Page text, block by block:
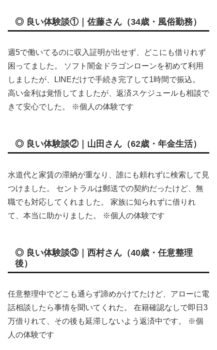
◎ 良い体験談①｜佐藤さん（34歳・風俗勤務）
週5で働いてるのに収入証明が出せず、どこにも借りれず
困ってました。 ソフト闇金ドラゴンローンを初めて利用
しましたが、LINEだけで手続き完了して1時間で振込。
高い金利は覚悟してましたが、返済スケジュールも相談で
きて安心でした。 ※個人の体験です
◎ 良い体験談②｜山田さん（62歳・年金生活）
水道代と家賃の滞納が重なり、誰にも頼れずに検索して見
つけました。 セントラルは郵送での契約だったけど、無
職でも対応してくれました。 家族に知られずに借りれ
て、本当に助かりました。 ※個人の体験です
◎ 良い体験談③｜西村さん（40歳・任意整理
後）
任意整理中でどこも通らず諦めかけてたけど、アローに電
話相談したら事情を聞いてくれた。 在籍確認なしで即日3
万借りれて、その後も延滞しないよう返済中です。 ※個
人の体験です